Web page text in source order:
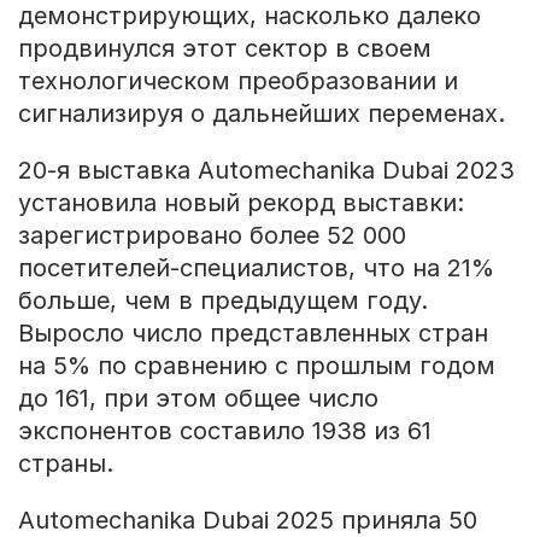
демонстрирующих, насколько далеко
продвинулся этот сектор в своем
технологическом преобразовании и
сигнализируя о дальнейших переменах.
20-я выставка Automechanika Dubai 2023
установила новый рекорд выставки:
зарегистрировано более 52 000
посетителей-специалистов, что на 21%
больше, чем в предыдущем году.
Выросло число представленных стран
на 5% по сравнению с прошлым годом
до 161, при этом общее число
экспонентов составило 1938 из 61
страны.
Automechanika Dubai 2025 приняла 50